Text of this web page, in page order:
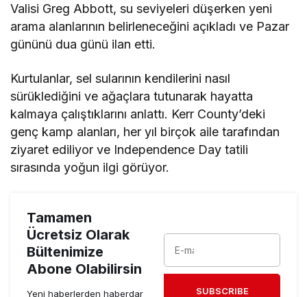
Valisi Greg Abbott, su seviyeleri düşerken yeni
arama alanlarının belirleneceğini açıkladı ve Pazar
gününü dua günü ilan etti.
Kurtulanlar, sel sularının kendilerini nasıl
sürüklediğini ve ağaçlara tutunarak hayatta
kalmaya çalıştıklarını anlattı. Kerr County’deki
genç kamp alanları, her yıl birçok aile tarafından
ziyaret ediliyor ve Independence Day tatili
sırasında yoğun ilgi görüyor.
Tamamen
Ücretsiz Olarak
Bültenimize
Abone Olabilirsin
Yeni haberlerden haberdar SUBSCRIBE